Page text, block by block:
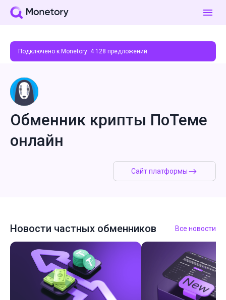
Подключено к Monetory: 4 128 предложений
Сайт платформы
Обменник крипты ПоТеме
онлайн
Новости частных обменников Все новости